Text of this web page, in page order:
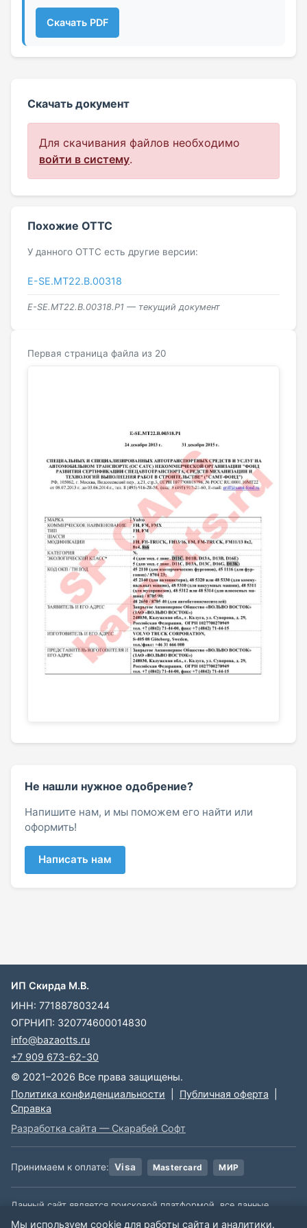
Скачать PDF
Скачать документ
Для скачивания файлов необходимо
войти в систему.
Похожие ОТТС
У данного ОТТС есть другие версии:
E-SE.MT22.В.00318
E-SE.MT22.В.00318.Р1 — текущий документ
Первая страница файла из 20
Не нашли нужное одобрение?
Напишите нам, и мы поможем его найти или
оформить!
Написать нам
ИП Скирда М.В.
ИНН: 771887803244
ОГРНИП: 320774600014830
info@bazaotts.ru
+7 909 673-62-30
© 2021–2026 Все права защищены.
Политика конфиденциальности
Публичная оферта
Справка
Разработка сайта — Скарабей Софт
Принимаем к оплате: Visa Mastercard МИР
Данный сайт является поисковой платформой, все данные,
размещенные на сайте, взяты из открытых источников. Мы не
Мы используем cookie для работы сайта и аналитики.